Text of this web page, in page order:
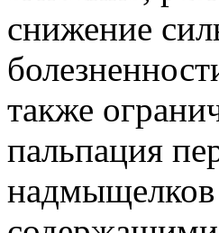
снижение
также
пальпация
надмыщелков